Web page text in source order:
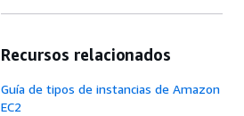
Recursos relacionados
Guía de tipos de instancias de Amazon
EC2